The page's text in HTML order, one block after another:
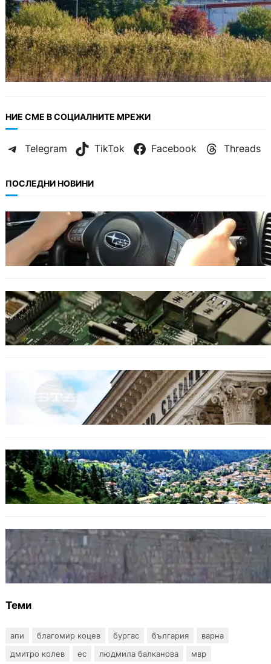
НИЕ СМЕ В СОЦИАЛНИТЕ МРЕЖИ
Telegram TikTok Facebook Threads
ПОСЛЕДНИ НОВИНИ
БЕЗ КАТЕГОРИЯ
Възможни ограничения за Waze в Европа
след решение на Съда на ЕС.
ИКОНОМИКА
Кои българи се осигуряват на новия таван
от 2300 евро.
БЕЗ КАТЕГОРИЯ
Дрон се взриви край Кардам: България
търси отговори за произхода му.
БЪЛГАРИЯ
Полицията алармира за нова схема с
фалшиви лечители и „вълшебни“ мехлеми
БЪЛГАРИЯ
Ограничават движението по улица
„Вълноломна“ във Варна
Теми
апи благомир коцев бургас българия
варна
дмитро колев
ес людмила балканова
мвр